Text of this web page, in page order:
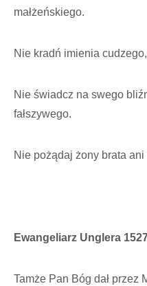
małżeńskiego.
Nie kradń imienia
Nie świadcz na swego
fałszywego.
Nie pożądaj żony brata ani
Ewangeliarz Unglera
Tamże Pan Bóg dał przez